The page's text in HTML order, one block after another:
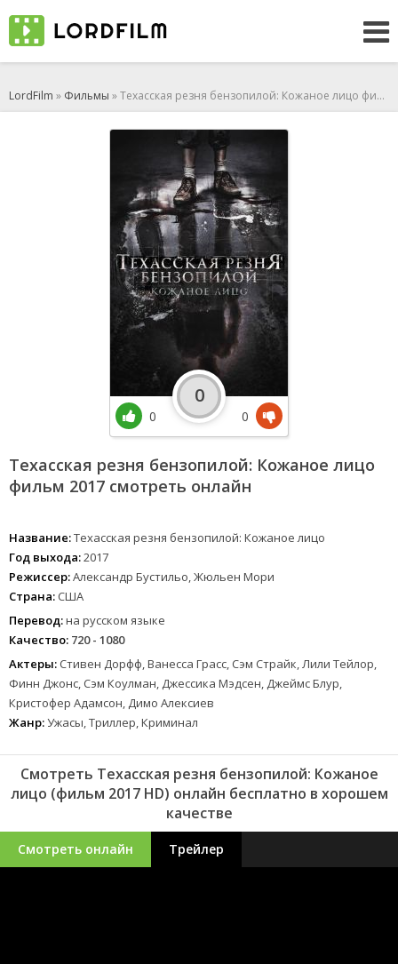
LordFilm » Фильмы » Техасская резня бензопилой: Кожаное лицо фильм 2017 смотреть онлайн
Техасская резня бензопилой: Кожаное лицо
фильм 2017 смотреть онлайн
Название:Техасская резня бензопилой: Кожаное лицо
Год выхода:2017
Режиссер:Александр Бустильо, Жюльен Мори
Страна: США
Перевод:на русском языке
Качество: 720 - 1080
Актеры: Стивен Дорфф, Ванесса Грасс, Сэм Страйк, Лили Тейлор,
Финн Джонс, Сэм Коулман, Джессика Мэдсен, Джеймс Блур,
Кристофер Адамсон, Димо Алексиев
Жанр:Ужасы, Триллер, Криминал
0
0
0
Смотреть Техасская резня бензопилой: Кожаное
лицо (фильм 2017 HD) онлайн бесплатно в хорошем
качестве
Смотреть онлайн Трейлер